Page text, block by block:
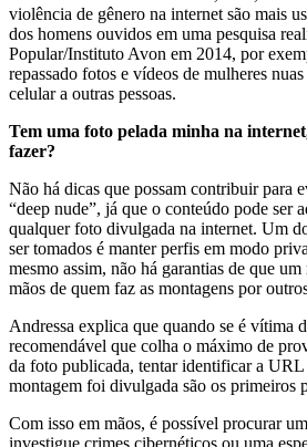
violência de gênero na internet são mais
dos homens ouvidos em uma pesquisa
Popular/Instituto Avon em 2014, por
repassado fotos e vídeos de mulheres
celular a outras pessoas.
Tem uma foto pelada minha na
fazer?
Não há dicas que possam contribuir para
“deep nude”, já que o conteúdo pode ser
qualquer foto divulgada na internet. Um
ser tomados é manter perfis em modo
mesmo assim, não há garantias de que
mãos de quem faz as montagens por
Andressa explica que quando se é vítima
recomendável que colha o máximo de
da foto publicada, tentar identificar a URL
montagem foi divulgada são os primeiros
Com isso em mãos, é possível procurar
investigue crimes cibernéticos ou uma